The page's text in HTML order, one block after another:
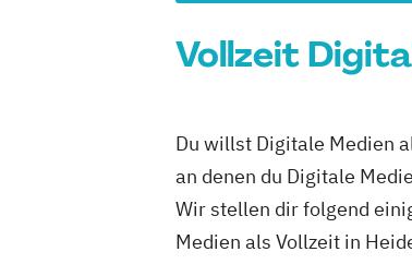
Vollzeit
Du willst Digitale Medien
an denen du Digitale
Wir stellen dir folgend
Medien als Vollzeit in